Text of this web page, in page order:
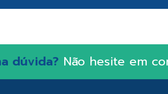
dúvida? Não hesite em